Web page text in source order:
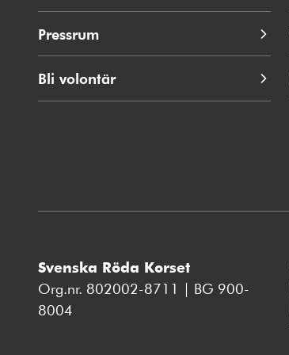
Pressrum
Bli volontär
Svenska Röda Korset
Org.nr. 802002-8711 | BG 900-
8004